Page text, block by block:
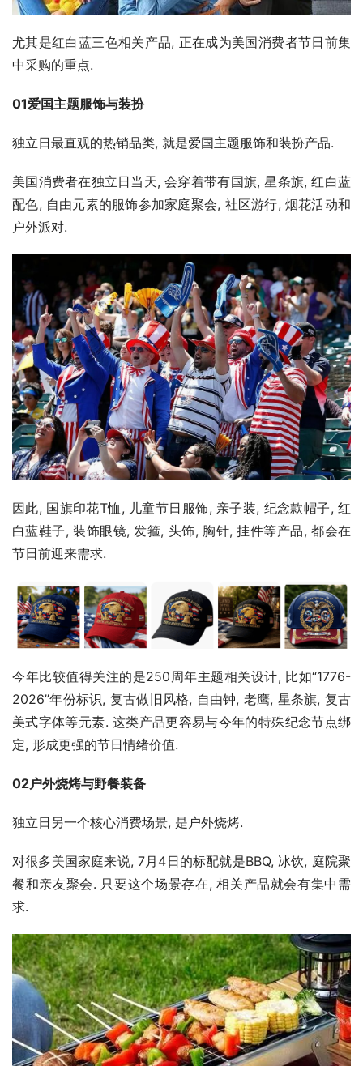
尤其是红白蓝三色相关产品, 正在成为美国消费者节日前集
中采购的重点.
01爱国主题服饰与装扮
独立日最直观的热销品类, 就是爱国主题服饰和装扮产品.
美国消费者在独立日当天, 会穿着带有国旗, 星条旗, 红白蓝
配色, 自由元素的服饰参加家庭聚会, 社区游行, 烟花活动和
户外派对.
因此, 国旗印花T恤, 儿童节日服饰, 亲子装, 纪念款帽子, 红
白蓝鞋子, 装饰眼镜, 发箍, 头饰, 胸针, 挂件等产品, 都会在
节日前迎来需求.
今年比较值得关注的是250周年主题相关设计, 比如“1776-
2026”年份标识, 复古做旧风格, 自由钟, 老鹰, 星条旗, 复古
美式字体等元素. 这类产品更容易与今年的特殊纪念节点绑
定, 形成更强的节日情绪价值.
02户外烧烤与野餐装备
独立日另一个核心消费场景, 是户外烧烤.
对很多美国家庭来说, 7月4日的标配就是BBQ, 冰饮, 庭院聚
餐和亲友聚会. 只要这个场景存在, 相关产品就会有集中需
求.